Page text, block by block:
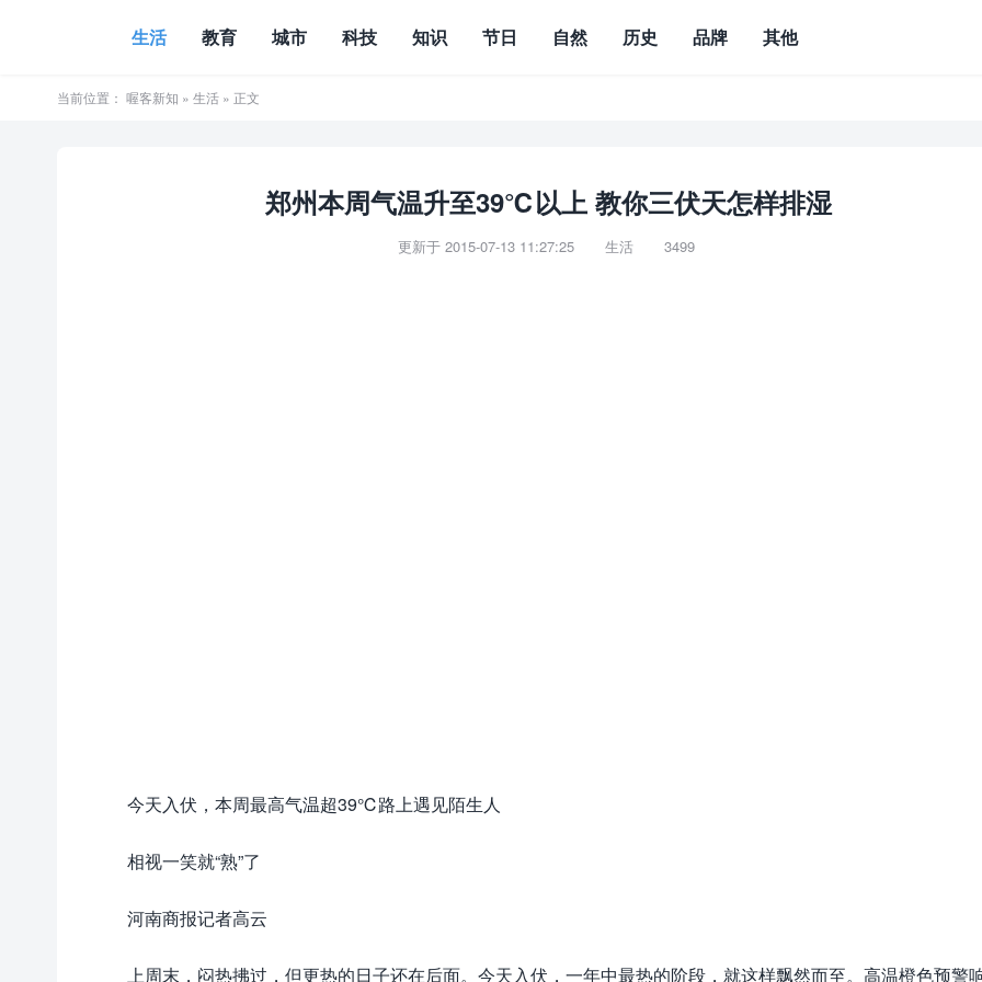
生活 教育 城市 科技 知识 节日 自然 历史 品牌 其他
当前位置： 喔客新知 » 生活 » 正文
郑州本周气温升至39℃以上 教你三伏天怎样排湿
更新于 2015-07-13 11:27:25 生活 3499
今天入伏，本周最高气温超39℃路上遇见陌生人
相视一笑就“熟”了
河南商报记者高云
上周末，闷热拂过，但更热的日子还在后面。今天入伏，一年中最热的阶段，就这样飘然而至。高温橙色预警